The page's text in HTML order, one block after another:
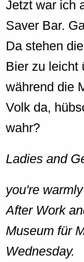
Jetzt war ich
Saver Bar.
Da stehen
Bier zu leicht
während die
Volk da,
wahr?
Ladies and
you're
After Work
Museum für
Wednesday.